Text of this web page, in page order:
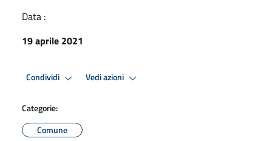
Data :
19 aprile 2021
Condividi Vedi azioni
Categorie:
Comune